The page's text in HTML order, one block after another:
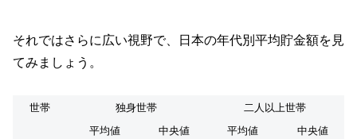
それではさらに広い視野で、日本の年代別平均貯金額を見
てみましょう。
世帯 独身世帯
二人以上世帯
平均値
中央値 平均値
中央値